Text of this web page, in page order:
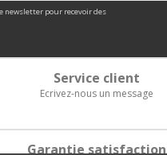
newsletter pour recevoir des
Service client
Ecrivez-nous un message
Garantie satisfaction